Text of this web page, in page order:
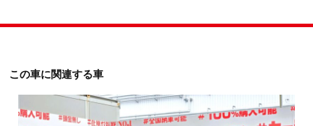
この車に関連する車